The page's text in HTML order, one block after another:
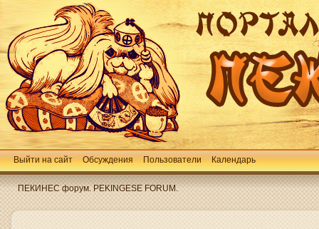
Выйти на сайт Обсуждения Пользователи Календарь
ПЕКИНЕС форум. PEKINGESE FORUM.